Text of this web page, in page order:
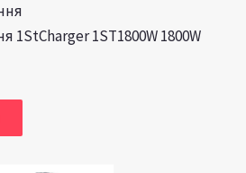
1StCharger 1ST1800W 1800W